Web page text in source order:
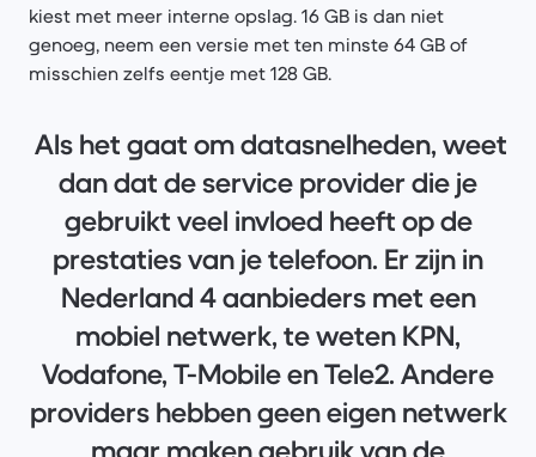
kiest met meer interne opslag. 16 GB is dan niet
genoeg, neem een versie met ten minste 64 GB of
misschien zelfs eentje met 128 GB.
Als het gaat om datasnelheden, weet
dan dat de service provider die je
gebruikt veel invloed heeft op de
prestaties van je telefoon. Er zijn in
Nederland 4 aanbieders met een
mobiel netwerk, te weten KPN,
Vodafone, T-Mobile en Tele2. Andere
providers hebben geen eigen netwerk